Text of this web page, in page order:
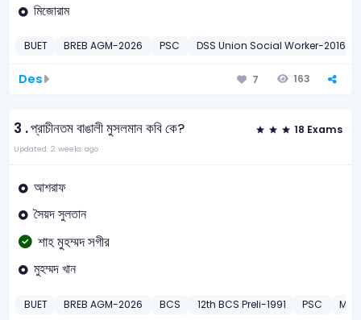
মিজোরাম
BUET BREB AGM-2026 PSC DSS Union Social Worker-2016
Des 7 163
3 .প্রাচীনতম বাঙালী মুসলমান কবি কে? 18 Exams
Updated: 2 weeks ago
আশরাফ
সৈয়দ সুলতান
শাহ মুহম্মদ সগীর
মুহম্মদ খান
BUET BREB AGM-2026 BCS 12th BCS Preli-1991 PSC